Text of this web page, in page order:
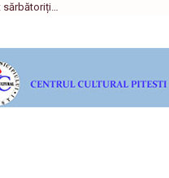
sărbătoriți…